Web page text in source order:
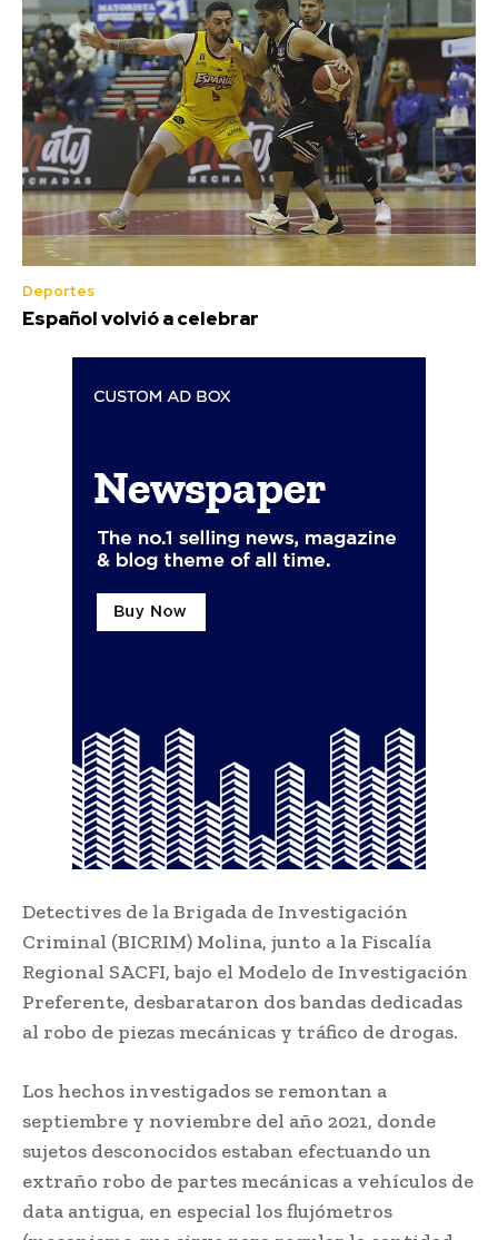
Deportes
Español volvió a celebrar
Detectives de la Brigada de Investigación
Criminal (BICRIM) Molina, junto a la Fiscalía
Regional SACFI, bajo el Modelo de Investigación
Preferente, desbarataron dos bandas dedicadas
al robo de piezas mecánicas y tráfico de drogas.
Los hechos investigados se remontan a
septiembre y noviembre del año 2021, donde
sujetos desconocidos estaban efectuando un
extraño robo de partes mecánicas a vehículos de
data antigua, en especial los flujómetros